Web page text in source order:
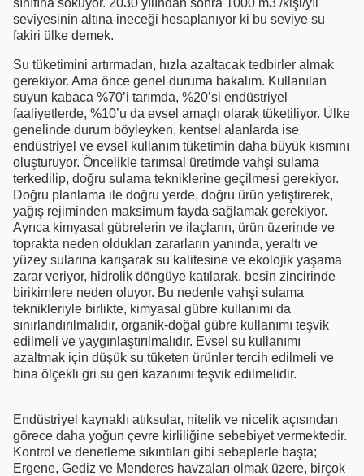
seviyesinin altına ineceği hesaplanıyor ki bu seviye su
fakiri ülke demek.
Su tüketimini artırmadan, hızla azaltacak tedbirler almak
gerekiyor. Ama önce genel duruma bakalım. Kullanılan
suyun kabaca %70’i tarımda, %20’si endüstriyel
faaliyetlerde, %10’u da evsel amaçlı olarak tüketiliyor. Ülke
genelinde durum böyleyken, kentsel alanlarda ise
endüstriyel ve evsel kullanım tüketimin daha büyük kısmını
oluşturuyor. Öncelikle tarımsal üretimde vahşi sulama
terkedilip, doğru sulama tekniklerine geçilmesi gerekiyor.
Doğru planlama ile doğru yerde, doğru ürün yetiştirerek,
yağış rejiminden maksimum fayda sağlamak gerekiyor.
Ayrıca kimyasal gübrelerin ve ilaçların, ürün üzerinde ve
toprakta neden oldukları zararların yanında, yeraltı ve
yüzey sularına karışarak su kalitesine ve ekolojik yaşama
zarar veriyor, hidrolik döngüye katılarak, besin zincirinde
birikimlere neden oluyor. Bu nedenle vahşi sulama
teknikleriyle birlikte, kimyasal gübre kullanımı da
sınırlandırılmalıdır, organik-doğal gübre kullanımı teşvik
edilmeli ve yaygınlaştırılmalıdır. Evsel su kullanımı
azaltmak için düşük su tüketen ürünler tercih edilmeli ve
bina ölçekli gri su geri kazanımı teşvik edilmelidir.
Endüstriyel kaynaklı atıksular, nitelik ve nicelik açısından
görece daha yoğun çevre kirliliğine sebebiyet vermektedir.
Kontrol ve denetleme sıkıntıları gibi sebeplerle başta;
Ergene, Gediz ve Menderes havzaları olmak üzere, birçok